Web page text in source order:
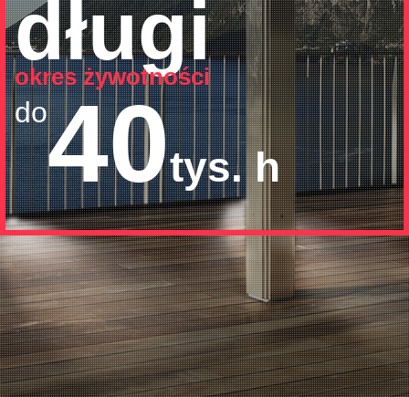
długi
okres żywotności
do40tys. h